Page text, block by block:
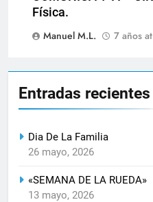
Física.
Manuel M.L.
7 años
Entradas recientes
Dia De La Familia
26 mayo, 2026
«SEMANA DE LA RUEDA»
13 mayo, 2026